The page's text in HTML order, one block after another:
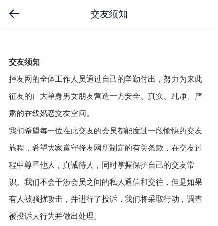
交友须知
交友须知
择友网的全体工作人员通过自己的辛勤付出，努力为来此
征友的广大单身男女朋友营造一方安全、真实、纯净、严
肃的在线婚恋交友空间。
我们希望每一位在此交友的会员都能度过一段愉快的交友
旅程，希望大家遵守择友网所制定的有关条款，在交友过
程中尊重他人，真诚待人，同时掌握保护自己的交友常
识。我们不会干涉会员之间的私人通信和交往，但是如果
有人被骚扰攻击，并进行了投诉，我们将采取行动，调查
被投诉人行为并做出处理。